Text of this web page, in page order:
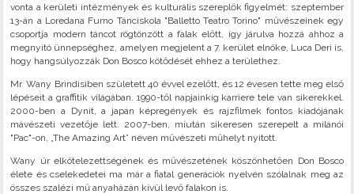
vonta a kerületi intézmények és kulturális szereplők figyelmét: szeptember
13-án a Loredana Furno Tánciskola "Balletto Teatro Torino" művészeinek egy
csoportja modern táncot rögtönzött a falak előtt, így járulva hozzá ahhoz a
megnyitó ünnepséghez, amelyen megjelent a 7. kerület elnöke, Luca Deri is,
hogy hangsúlyozzák Don Bosco kötődését ehhez a területhez.
Mr. Wany Brindisiben született 40 évvel ezelőtt, és 12 évesen tette meg első
lépéseit a graffitik világában. 1990-től napjainkig karriere tele van sikerekkel.
2000-ben a Dynit, a japán képregények és rajzfilmek fontos kiadójának
mávészeti vezetője lett. 2007-ben, miután sikeresen szerepelt a milánói
"Pac"-on, „The Amazing Art” néven művészeti műhelyt nyitott.
Wany úr elkötelezettségének és művészetének köszönhetően Don Bosco
élete és cselekedetei ma már a fiatal generációk nyelvén szólalnak meg az
összes szalézi mű anyaházán kívül levő falakon is.